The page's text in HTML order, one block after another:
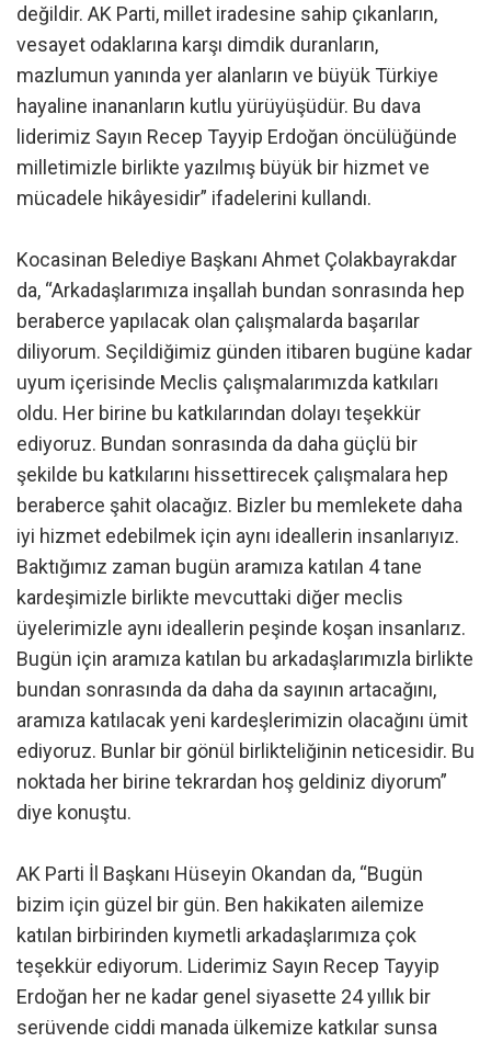
değildir. AK Parti, millet iradesine sahip çıkanların,
vesayet odaklarına karşı dimdik duranların,
mazlumun yanında yer alanların ve büyük Türkiye
hayaline inananların kutlu yürüyüşüdür. Bu dava
liderimiz Sayın Recep Tayyip Erdoğan öncülüğünde
milletimizle birlikte yazılmış büyük bir hizmet ve
mücadele hikâyesidir” ifadelerini kullandı.
Kocasinan Belediye Başkanı Ahmet Çolakbayrakdar
da, “Arkadaşlarımıza inşallah bundan sonrasında hep
beraberce yapılacak olan çalışmalarda başarılar
diliyorum. Seçildiğimiz günden itibaren bugüne kadar
uyum içerisinde Meclis çalışmalarımızda katkıları
oldu. Her birine bu katkılarından dolayı teşekkür
ediyoruz. Bundan sonrasında da daha güçlü bir
şekilde bu katkılarını hissettirecek çalışmalara hep
beraberce şahit olacağız. Bizler bu memlekete daha
iyi hizmet edebilmek için aynı ideallerin insanlarıyız.
Baktığımız zaman bugün aramıza katılan 4 tane
kardeşimizle birlikte mevcuttaki diğer meclis
üyelerimizle aynı ideallerin peşinde koşan insanlarız.
Bugün için aramıza katılan bu arkadaşlarımızla birlikte
bundan sonrasında da daha da sayının artacağını,
aramıza katılacak yeni kardeşlerimizin olacağını ümit
ediyoruz. Bunlar bir gönül birlikteliğinin neticesidir. Bu
noktada her birine tekrardan hoş geldiniz diyorum”
diye konuştu.
AK Parti İl Başkanı Hüseyin Okandan da, “Bugün
bizim için güzel bir gün. Ben hakikaten ailemize
katılan birbirinden kıymetli arkadaşlarımıza çok
teşekkür ediyorum. Liderimiz Sayın Recep Tayyip
Erdoğan her ne kadar genel siyasette 24 yıllık bir
serüvende ciddi manada ülkemize katkılar sunsa